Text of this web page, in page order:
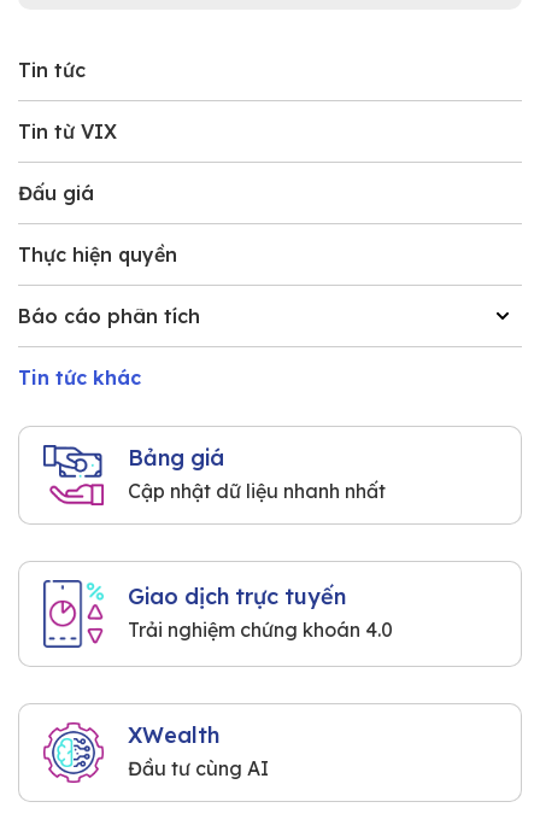
Tin tức
Tin từ VIX
Đấu giá
Thực hiện quyền
Báo cáo phân tích
Tin tức khác
Bảng giá
Cập nhật dữ liệu nhanh nhất
Giao dịch trực tuyến
Trải nghiệm chứng khoán 4.0
XWealth
Đầu tư cùng AI